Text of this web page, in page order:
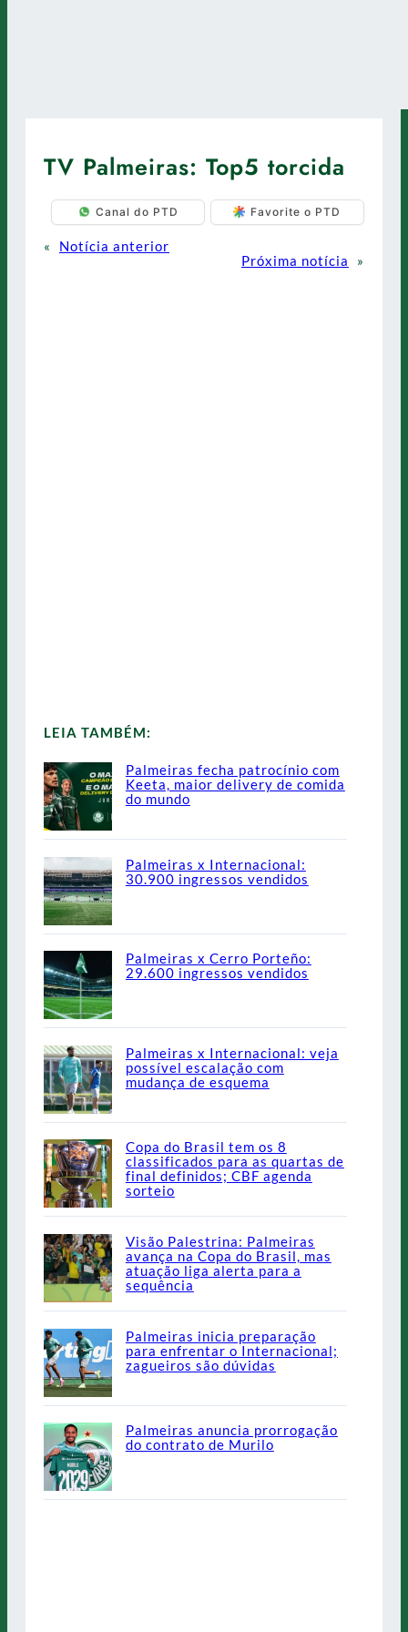
TV Palmeiras: Top5 torcida
Canal do PTD Favorite o PTD
«
Notícia anterior
Próxima notícia
»
LEIA TAMBÉM:
Palmeiras fecha patrocínio com
Keeta, maior delivery de comida
do mundo
Palmeiras x Internacional:
30.900 ingressos vendidos
Palmeiras x Cerro Porteño:
29.600 ingressos vendidos
Palmeiras x Internacional: veja
possível escalação com
mudança de esquema
Copa do Brasil tem os 8
classificados para as quartas de
final definidos; CBF agenda
sorteio
Visão Palestrina: Palmeiras
avança na Copa do Brasil, mas
atuação liga alerta para a
sequência
Palmeiras inicia preparação
para enfrentar o Internacional;
zagueiros são dúvidas
Palmeiras anuncia prorrogação
do contrato de Murilo